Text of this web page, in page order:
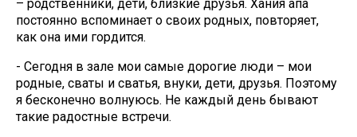
– родственники, дети, близкие друзья. Хания апа
постоянно вспоминает о своих родных, повторяет,
как она ими гордится.
- Сегодня в зале мои самые дорогие люди – мои
родные, сваты и сватья, внуки, дети, друзья. Поэтому
я бесконечно волнуюсь. Не каждый день бывают
такие радостные встречи.